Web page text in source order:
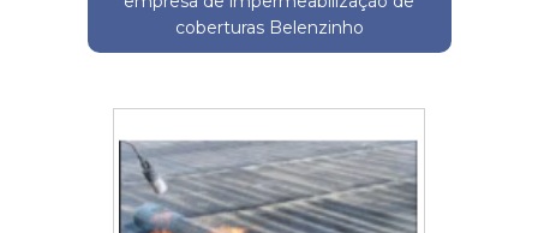
coberturas Belenzinho